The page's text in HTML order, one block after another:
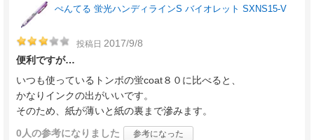
ぺんてる 蛍光ハンディラインS バイオレット SXNS15-V
投稿日 2017/9/8
便利ですが…
いつも使っているトンボの蛍coat８０に比べると、
かなりインクの出がいいです。
そのため、紙が薄いと紙の裏まで滲みます。
0人の参考になりました 参考になった